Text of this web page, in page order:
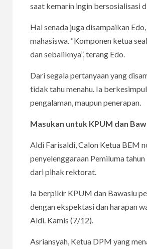
saat kemarin ingin bersosialisasi
Hal senada juga disampaikan
mahasiswa. “Komponen ketua
dan sebaliknya”, terang Edo.
Dari segala pertanyaan yang
tidak tahu menahu. Ia
pengalaman, maupun penerapan.
Masukan untuk KPUM dan
Aldi Farisaldi, Calon Ketua BEM
penyelenggaraan Pemiluma
dari pihak rektorat.
Ia berpikir KPUM dan Bawaslu
dengan ekspektasi dan harapan
Aldi. Kamis (7/12).
Asriansyah, Ketua DPM yang